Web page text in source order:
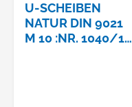
U-SCHEIBEN
NATUR DIN 9021
M 10 :NR. 1040/10